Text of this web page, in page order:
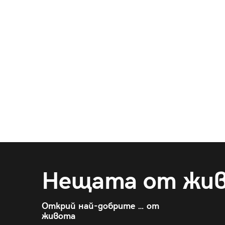
Нещата от
Открий най-добрите … от
живота